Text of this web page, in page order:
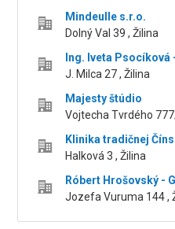
Mindeulle s.r.o.
Dolný Val 39 , Žilina
Ing. Iveta Psocíková
J. Milca 27 , Žilina
Majesty štúdio
Vojtecha Tvrdého
Klinika tradičnej
Halková 3 , Žilina
Róbert Hrošovský -
Jozefa Vuruma 144 ,